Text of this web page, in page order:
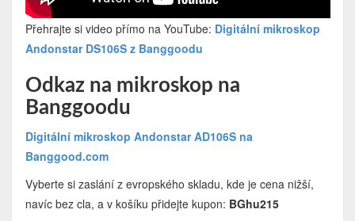
Přehrajte si video přímo na YouTube: Digitální mikroskop
Andonstar DS106S z Banggoodu
Odkaz na mikroskop na
Banggoodu
Digitální mikroskop Andonstar AD106S na
Banggood.com
Vyberte si zaslání z evropského skladu, kde je cena nižší,
navíc bez cla, a v košíku přidejte kupon: BGhu215